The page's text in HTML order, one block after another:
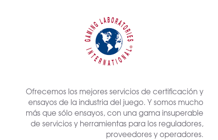
Ofrecemos los mejores servicios de certificación y
ensayos de la industria del juego. Y somos mucho
más que sólo ensayos, con una gama insuperable
de servicios y herramientas para los reguladores,
proveedores y operadores.